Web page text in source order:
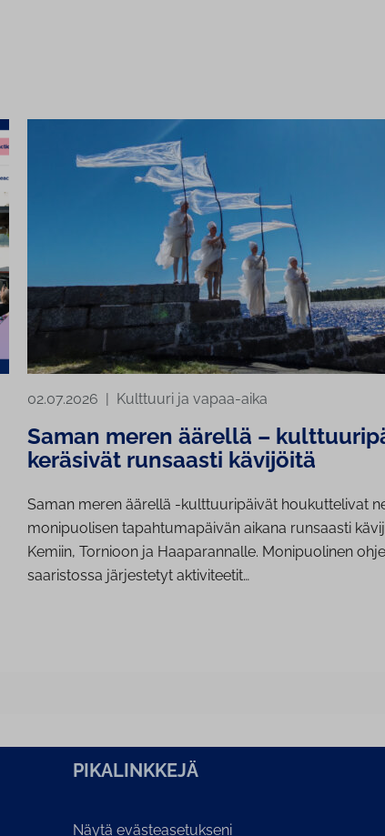
02.07.2026 Kulttuuri ja vapaa-aika
Saman meren äärellä –
keräsivät runsaasti kävijöitä
Saman meren äärellä -kulttuuripäivät houkuttelivat
monipuolisen tapahtumapäivän aikana runsaasti
Kemiin, Tornioon ja Haaparannalle. Monipuolinen
saaristossa järjestetyt aktiviteetit…
PI­KA­LINK­KE­JÄ
Näytä evästeasetukseni